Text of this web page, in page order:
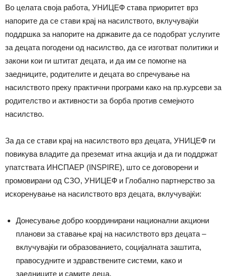
Во целата своја работа, УНИЦЕФ става приоритет врз
напорите да се стави крај на насилството, вклучувајќи
поддршка за напорите на државите да се подобрат услугите
за децата погодени од насилство, да се изготват политики и
закони кои ги штитат децата, и да им се помогне на
заедниците, родителите и децата во спречување на
насилството преку практични програми како на пр.курсеви за
родителство и активности за борба против семејното
насилство.
За да се ​​стави крај на насилството врз децата, УНИЦЕФ ги
повикува владите да преземат итна акција и да ги поддржат
упатствата ИНСПАЕР (INSPIRE), што се договорени и
промовирани од СЗО, УНИЦЕФ и Глобално партнерство за
искоренување на насилството врз децата, вклучувајќи:
Донесување добро координирани национални акциони
планови за ставање крај на насилството врз децата –
вклучувајќи ги образованието, социјалната заштита,
правосудните и здравствените системи, како и
заедниците и самите деца.